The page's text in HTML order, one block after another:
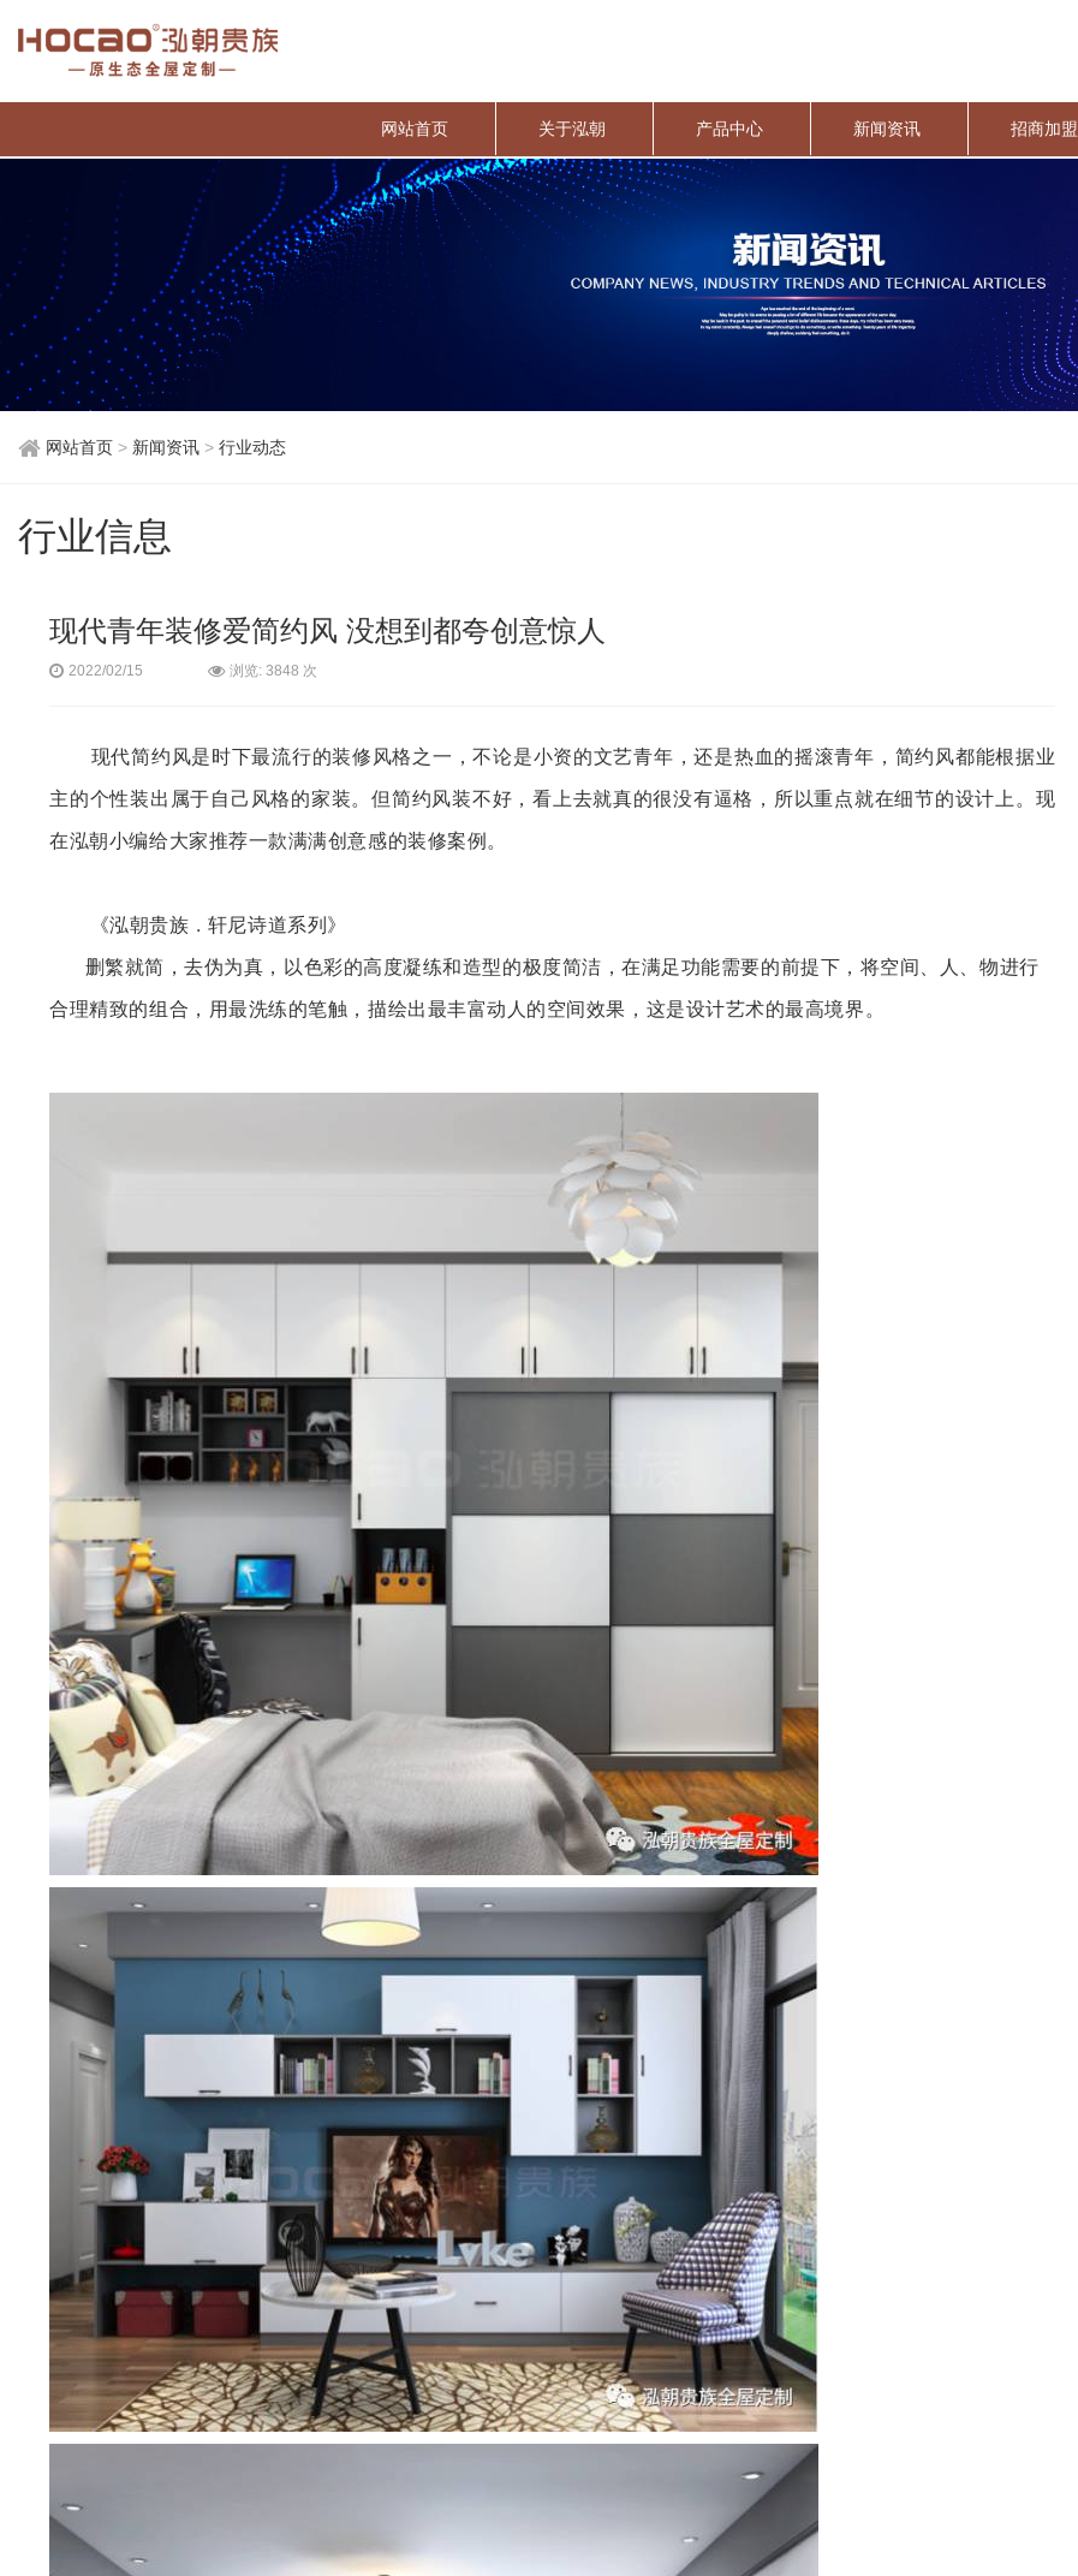
网站首页 关于泓朝 产品中心 新闻资讯 招商加盟
网站首页 > 新闻资讯 > 行业动态
行业信息
现代青年装修爱简约风 没想到都夸创意惊人
2022/02/15 浏览: 3848 次
现代简约 风是时下最流行的装修风格之一，不论是小资的文艺青年，还是热血的摇滚青年， 简约 风都能根据业
主的个性装出属于自己风格的家装。但简约风装不好，看上去就真的很没有逼格，所以重点就在细节的设计 上。 现
在泓朝小编给大家推荐一款满满创意感的装修案例。
《泓朝贵族 . 轩尼诗道系列》
删繁就简，去伪为真，以色彩的高度凝练和造型的极度简洁，在满足功能需要的前提下，将空间、人、物进行
合理精致的组合，用最洗练的笔触，描绘出最丰富动人的空间效果，这是设计艺术的最高境界。